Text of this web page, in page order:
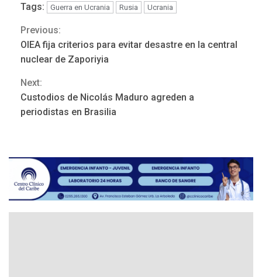
Tags: Guerra en Ucrania Rusia Ucrania
Continue
Reading
Previous:
OIEA fija criterios para evitar desastre en la central
nuclear de Zaporiyia
Next:
Custodios de Nicolás Maduro agreden a
periodistas en Brasilia
ÚLTIMA HORA
Hutíes de Yemen dicen que
REGIONALES ÚLTIMA HORA
Instituciones estadales se
suman al Plan Agosto de
Escuelas Abiertas 2026